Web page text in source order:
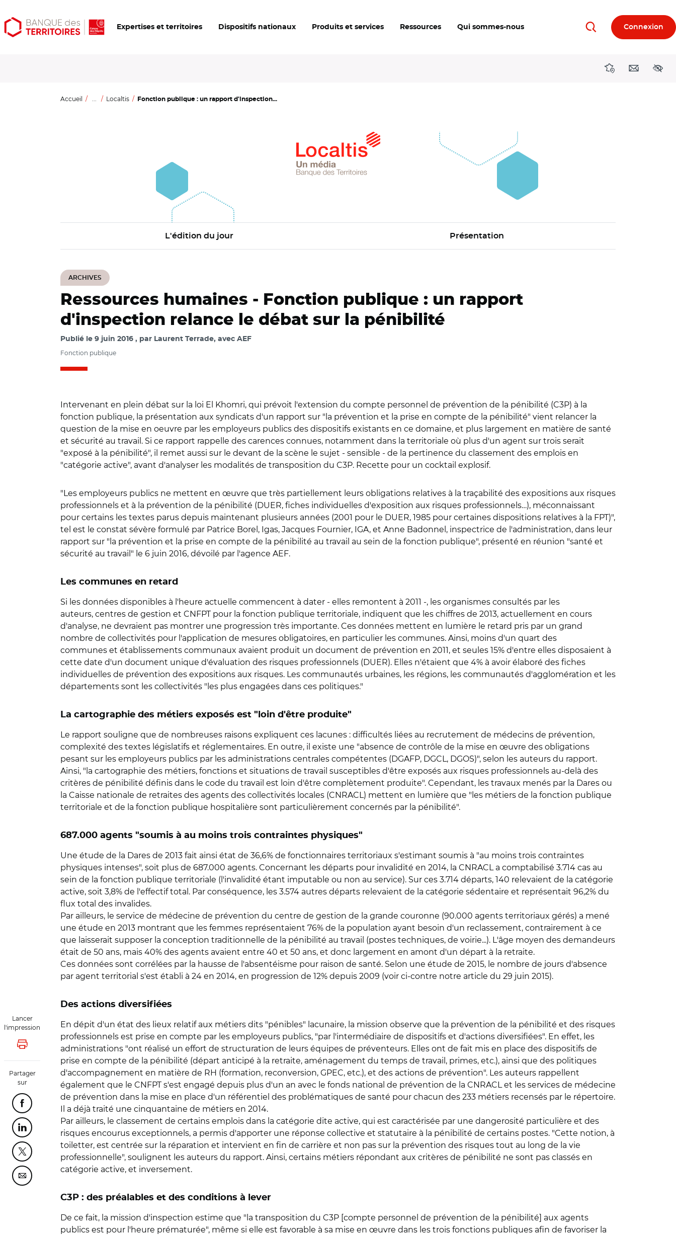
Aller
au
Aller
au
Ouvrir
les
Expertises et territoires Dispositifs nationaux Produits et services Ressources Qui sommes-nous RechercherConnexion
DirectionsContact
Accueil ... Localtis Fonction publique : un rapport d'inspection...
L'édition du jour Présentation
ARCHIVES
Lancer
l'impression
Lancer l'impression
Partager
sur
Partager cette page sur Facebook
Partager cette page sur Linkedin
Partager cette page sur Twitter
Partager cette page sur Courriel
Ressources humaines - Fonction publique : un rapport
d'inspection relance le débat sur la pénibilité
Publié le 9 juin 2016 par Laurent Terrade, avec AEF
Fonction publique
Intervenant en plein débat sur la loi El Khomri, qui prévoit l'extension du compte personnel de prévention de la pénibilité (C3P) à la
fonction publique, la présentation aux syndicats d'un rapport sur "la prévention et la prise en compte de la pénibilité" vient relancer la
question de la mise en oeuvre par les employeurs publics des dispositifs existants en ce domaine, et plus largement en matière de santé
et sécurité au travail. Si ce rapport rappelle des carences connues, notamment dans la territoriale où plus d'un agent sur trois serait
"exposé à la pénibilité", il remet aussi sur le devant de la scène le sujet - sensible - de la pertinence du classement des emplois en
"catégorie active", avant d'analyser les modalités de transposition du C3P. Recette pour un cocktail explosif.
"Les employeurs publics ne mettent en œuvre que très partiellement leurs obligations relatives à la traçabilité des expositions aux risques
professionnels et à la prévention de la pénibilité (DUER, fiches individuelles d'exposition aux risques professionnels…), méconnaissant
pour certains les textes parus depuis maintenant plusieurs années (2001 pour le DUER, 1985 pour certaines dispositions relatives à la FPT)",
tel est le constat sévère formulé par Patrice Borel, Igas, Jacques Fournier, IGA, et Anne Badonnel, inspectrice de l'administration, dans leur
rapport sur "la prévention et la prise en compte de la pénibilité au travail au sein de la fonction publique", présenté en réunion "santé et
sécurité au travail" le 6 juin 2016, dévoilé par l'agence AEF.
Les communes en retard
Si les données disponibles à l'heure actuelle commencent à dater - elles remontent à 2011 -, les organismes consultés par les
auteurs, centres de gestion et CNFPT pour la fonction publique territoriale, indiquent que les chiffres de 2013, actuellement en cours
d'analyse, ne devraient pas montrer une progression très importante. Ces données mettent en lumière le retard pris par un grand
nombre de collectivités pour l'application de mesures obligatoires, en particulier les communes. Ainsi, moins d'un quart des
communes et établissements communaux avaient produit un document de prévention en 2011, et seules 15% d'entre elles disposaient à
cette date d'un document unique d'évaluation des risques professionnels (DUER). Elles n'étaient que 4% à avoir élaboré des fiches
individuelles de prévention des expositions aux risques. Les communautés urbaines, les régions, les communautés d'agglomération et les
départements sont les collectivités "les plus engagées dans ces politiques."
La cartographie des métiers exposés est "loin d'être produite"
Le rapport souligne que de nombreuses raisons expliquent ces lacunes : difficultés liées au recrutement de médecins de prévention,
complexité des textes législatifs et réglementaires. En outre, il existe une "absence de contrôle de la mise en œuvre des obligations
pesant sur les employeurs publics par les administrations centrales compétentes (DGAFP, DGCL, DGOS)", selon les auteurs du rapport.
Ainsi, "la cartographie des métiers, fonctions et situations de travail susceptibles d'être exposés aux risques professionnels au-delà des
critères de pénibilité définis dans le code du travail est loin d'être complètement produite". Cependant, les travaux menés par la Dares ou
la Caisse nationale de retraites des agents des collectivités locales (CNRACL) mettent en lumière que "les métiers de la fonction publique
territoriale et de la fonction publique hospitalière sont particulièrement concernés par la pénibilité".
687.000 agents "soumis à au moins trois contraintes physiques"
Une étude de la Dares de 2013 fait ainsi état de 36,6% de fonctionnaires territoriaux s'estimant soumis à "au moins trois contraintes
physiques intenses", soit plus de 687.000 agents. Concernant les départs pour invalidité en 2014, la CNRACL a comptabilisé 3.714 cas au
sein de la fonction publique territoriale (l'invalidité étant imputable ou non au service). Sur ces 3.714 départs, 140 relevaient de la catégorie
active, soit 3,8% de l'effectif total. Par conséquence, les 3.574 autres départs relevaient de la catégorie sédentaire et représentait 96,2% du
flux total des invalides.
Par ailleurs, le service de médecine de prévention du centre de gestion de la grande couronne (90.000 agents territoriaux gérés) a mené
une étude en 2013 montrant que les femmes représentaient 76% de la population ayant besoin d'un reclassement, contrairement à ce
que laisserait supposer la conception traditionnelle de la pénibilité au travail (postes techniques, de voirie...). L'âge moyen des demandeurs
était de 50 ans, mais 40% des agents avaient entre 40 et 50 ans, et donc largement en amont d'un départ à la retraite.
Ces données sont corrélées par la hausse de l'absentéisme pour raison de santé. Selon une étude de 2015, le nombre de jours d'absence
par agent territorial s'est établi à 24 en 2014, en progression de 12% depuis 2009 (voir ci-contre notre article du 29 juin 2015).
Des actions diversifiées
En dépit d'un état des lieux relatif aux métiers dits "pénibles" lacunaire, la mission observe que la prévention de la pénibilité et des risques
professionnels est prise en compte par les employeurs publics, "par l'intermédiaire de dispositifs et d'actions diversifiées". En effet, les
administrations "ont réalisé un effort de structuration de leurs équipes de préventeurs. Elles ont de fait mis en place des dispositifs de
prise en compte de la pénibilité (départ anticipé à la retraite, aménagement du temps de travail, primes, etc.), ainsi que des politiques
d'accompagnement en matière de RH (formation, reconversion, GPEC, etc.), et des actions de prévention". Les auteurs rappellent
également que le CNFPT s'est engagé depuis plus d'un an avec le fonds national de prévention de la CNRACL et les services de médecine
de prévention dans la mise en place d'un référentiel des problématiques de santé pour chacun des 233 métiers recensés par le répertoire.
Il a déjà traité une cinquantaine de métiers en 2014.
Par ailleurs, le classement de certains emplois dans la catégorie dite active, qui est caractérisée par une dangerosité particulière et des
risques encourus exceptionnels, a permis d'apporter une réponse collective et statutaire à la pénibilité de certains postes. "Cette notion, à
toiletter, est centrée sur la réparation et intervient en fin de carrière et non pas sur la prévention des risques tout au long de la vie
professionnelle", soulignent les auteurs du rapport. Ainsi, certains métiers répondant aux critères de pénibilité ne sont pas classés en
catégorie active, et inversement.
C3P : des préalables et des conditions à lever
De ce fait, la mission d'inspection estime que "la transposition du C3P [compte personnel de prévention de la pénibilité] aux agents
publics est pour l'heure prématurée", même si elle est favorable à sa mise en œuvre dans les trois fonctions publiques afin de favoriser la